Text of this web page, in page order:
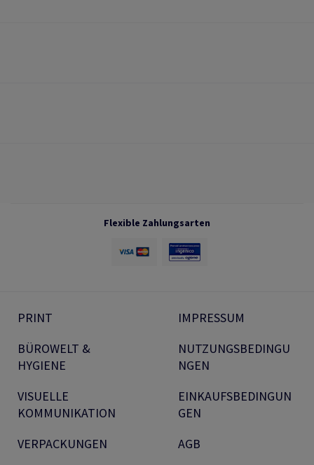
Flexible Zahlungsarten
PRINT
BÜROWELT &
HYGIENE
VISUELLE
KOMMUNIKATION
VERPACKUNGEN
IMPRESSUM
NUTZUNGSBEDINGU
NGEN
EINKAUFSBEDINGUN
GEN
AGB